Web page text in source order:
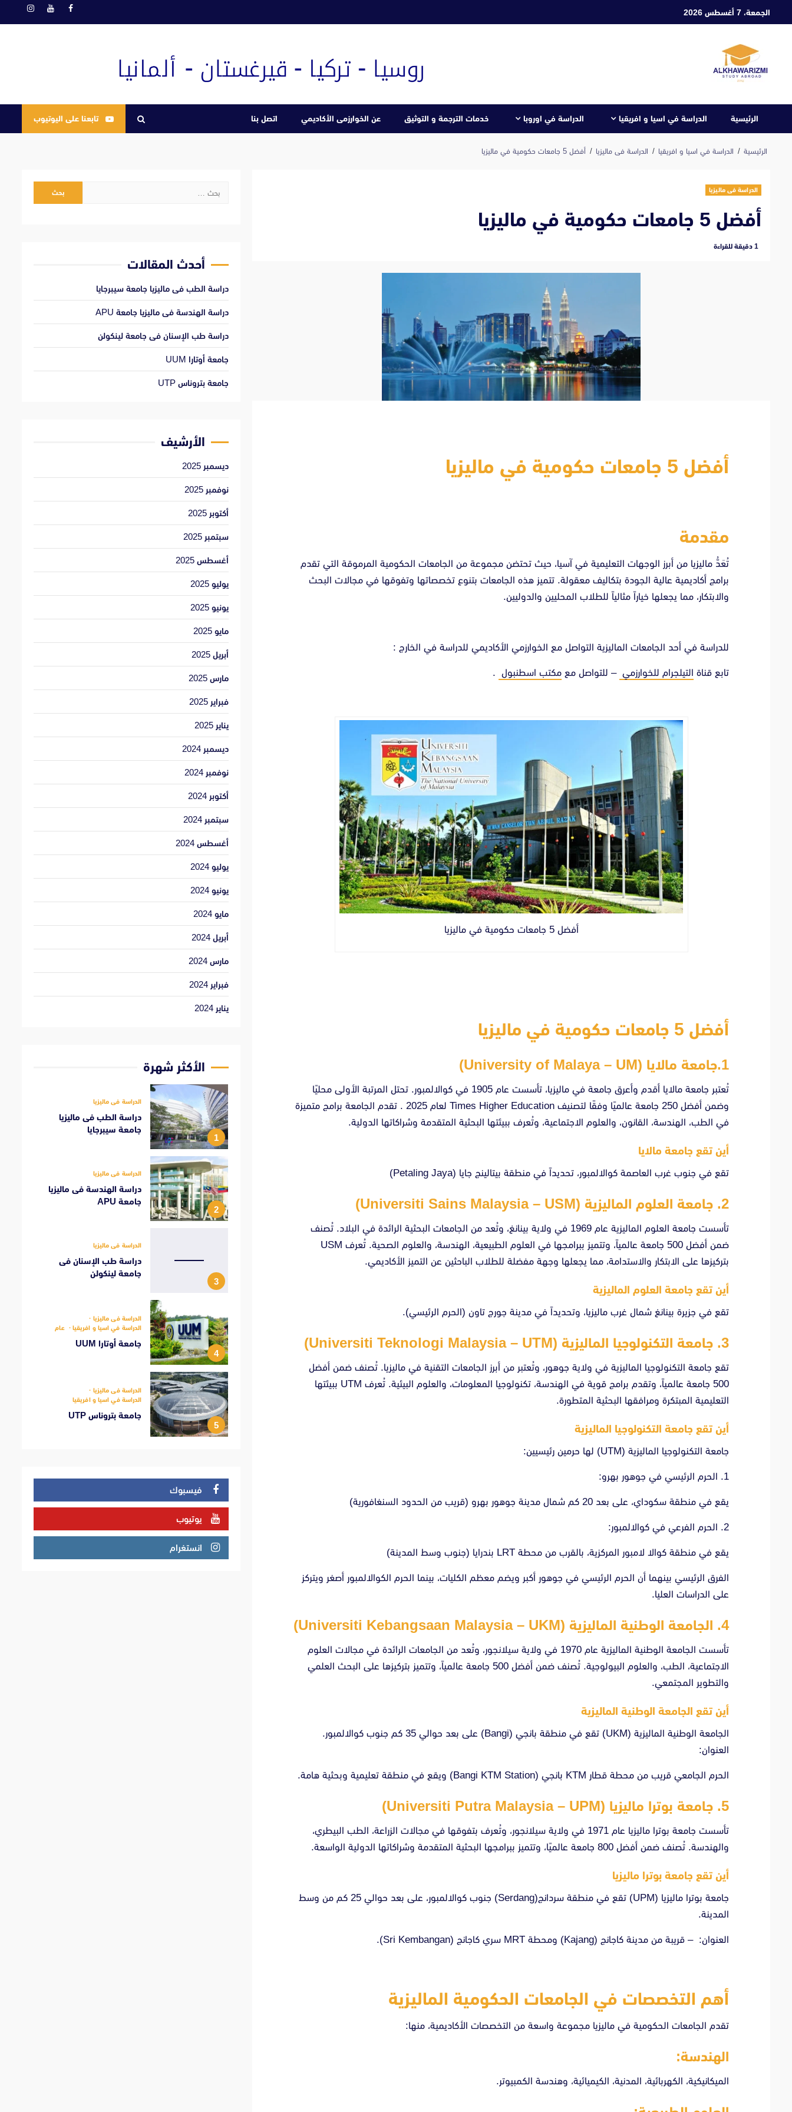
الجمعة، 7 أغسطس 2026 فيسبوكيوتيوب
الرئيسية الدراسة في اسيا و افريقيا الدراسة في اوروبا خدمات الترجمة و التوثيق عن الخوارزمى الأكاديمي اتصل بنا تابعنا على اليوتيوب
الرئيسية الدراسة في اسيا و افريقيا الدراسة فى ماليزيا أفضل 5 جامعات حكومية في ماليزيا
الدراسة فى ماليزيا
أفضل 5 جامعات حكومية في ماليزيا
‫1 دقيقة للقراءة
أفضل 5 جامعات حكومية في ماليزيا
مقدمة
تُعَدُّ ماليزيا من أبرز الوجهات التعليمية في آسيا، حيث تحتضن مجموعة من الجامعات الحكومية المرموقة التي تقدم
برامج أكاديمية عالية الجودة بتكاليف معقولة. تتميز هذه الجامعات بتنوع تخصصاتها وتفوقها في مجالات البحث
والابتكار، مما يجعلها خياراً مثالياً للطلاب المحليين والدوليين.
للدراسة في أحد الجامعات الماليزية التواصل مع الخوارزمي الأكاديمي للدراسة في الخارج :
تابع قناة التيلجرام للخوارزمي – للتواصل مع مكتب اسطنبول .
أفضل 5 جامعات حكومية في ماليزيا
أفضل 5 جامعات حكومية في ماليزيا
1.جامعة مالايا (University of Malaya – UM)
تُعتبر جامعة مالايا أقدم وأعرق جامعة في ماليزيا، تأسست عام 1905 في كوالالمبور. تحتل المرتبة الأولى محليًا
وضمن أفضل 250 جامعة عالميًا وفقًا لتصنيف Times Higher Education لعام 2025 . تقدم الجامعة برامج متميزة
في الطب، الهندسة، القانون، والعلوم الاجتماعية، وتُعرف ببيئتها البحثية المتقدمة وشراكاتها الدولية.
أين تقع جامعة مالايا
تقع في جنوب غرب العاصمة كوالالمبور، تحديداً في منطقة بيتالينج جايا (Petaling Jaya)
2. جامعة العلوم الماليزية (Universiti Sains Malaysia – USM)
تأسست جامعة العلوم الماليزية عام 1969 في ولاية بينانغ، وتُعد من الجامعات البحثية الرائدة في البلاد. تُصنف
ضمن أفضل 500 جامعة عالمياً، وتتميز ببرامجها في العلوم الطبيعية، الهندسة، والعلوم الصحية. تُعرف USM
بتركيزها على الابتكار والاستدامة، مما يجعلها وجهة مفضلة للطلاب الباحثين عن التميز الأكاديمي.
أين تقع جامعة العلوم الماليزية
تقع في جزيرة بينانغ شمال غرب ماليزيا، وتحديداً في مدينة جورج تاون (الحرم الرئيسي).
3. جامعة التكنولوجيا الماليزية (Universiti Teknologi Malaysia – UTM)
تقع جامعة التكنولوجيا الماليزية في ولاية جوهور، وتُعتبر من أبرز الجامعات التقنية في ماليزيا. تُصنف ضمن أفضل
500 جامعة عالمياً، وتقدم برامج قوية في الهندسة، تكنولوجيا المعلومات، والعلوم البيئية. تُعرف UTM ببيئتها
التعليمية المبتكرة ومرافقها البحثية المتطورة.
أين تقع جامعة التكنولوجيا الماليزية
جامعة التكنولوجيا الماليزية (UTM) لها حرمين رئيسيين:
1. الحرم الرئيسي في جوهور بهرو:
يقع في منطقة سكوداي، على بعد 20 كم شمال مدينة جوهور بهرو (قريب من الحدود السنغافورية)
2. الحرم الفرعي في كوالالمبور:
يقع في منطقة كوالا لامبور المركزية، بالقرب من محطة LRT بندرايا (جنوب وسط المدينة)
الفرق الرئيسي بينهما أن الحرم الرئيسي في جوهور أكبر ويضم معظم الكليات، بينما الحرم الكوالالمبور أصغر ويتركز
على الدراسات العليا.
4. الجامعة الوطنية الماليزية (Universiti Kebangsaan Malaysia – UKM)
تأسست الجامعة الوطنية الماليزية عام 1970 في ولاية سيلانجور، وتُعد من الجامعات الرائدة في مجالات العلوم
الاجتماعية، الطب، والعلوم البيولوجية. تُصنف ضمن أفضل 500 جامعة عالمياً، وتتميز بتركيزها على البحث العلمي
والتطوير المجتمعي.
أين تقع الجامعة الوطنية الماليزية
الجامعة الوطنية الماليزية (UKM) تقع في منطقة بانجي (Bangi) على بعد حوالي 35 كم جنوب كوالالمبور.
العنوان:
الحرم الجامعي قريب من محطة قطار KTM بانجي (Bangi KTM Station) ويقع في منطقة تعليمية وبحثية هامة.
5. جامعة بوترا ماليزيا (Universiti Putra Malaysia – UPM)
تأسست جامعة بوترا ماليزيا عام 1971 في ولاية سيلانجور، وتُعرف بتفوقها في مجالات الزراعة، الطب البيطري،
والهندسة. تُصنف ضمن أفضل 800 جامعة عالميًا، وتتميز ببرامجها البحثية المتقدمة وشراكاتها الدولية الواسعة.
أين تقع جامعة بوترا ماليزيا
جامعة بوترا ماليزيا (UPM) تقع في منطقة سردانج(Serdang) جنوب كوالالمبور، على بعد حوالي 25 كم من وسط
المدينة.
العنوان: – قريبة من مدينة كاجانج (Kajang) ومحطة MRT سري كاجانج (Sri Kembangan).
أهم التخصصات في الجامعات الحكومية الماليزية
تقدم الجامعات الحكومية في ماليزيا مجموعة واسعة من التخصصات الأكاديمية، منها:
الهندسة:
الميكانيكية، الكهربائية، المدنية، الكيميائية، وهندسة الكمبيوتر.
البحث
أحدث المقالات
دراسة الطب فى ماليزيا جامعة سيبرجايا
دراسة الهندسة فى ماليزيا جامعة APU
دراسة طب الإسنان فى جامعة لينكولن
جامعة أوتارا UUM
جامعة بتروناس UTP
الأرشيف
ديسمبر 2025
نوفمبر 2025
أكتوبر 2025
سبتمبر 2025
أغسطس 2025
يوليو 2025
يونيو 2025
مايو 2025
أبريل 2025
مارس 2025
فبراير 2025
يناير 2025
ديسمبر 2024
نوفمبر 2024
أكتوبر 2024
سبتمبر 2024
أغسطس 2024
يوليو 2024
يونيو 2024
مايو 2024
أبريل 2024
مارس 2024
فبراير 2024
يناير 2024
الأكثر شهرة
1
الدراسة فى ماليزيا
دراسة الطب فى ماليزيا
جامعة سيبرجايا
2
الدراسة فى ماليزيا
دراسة الهندسة فى ماليزيا
جامعة APU
3
الدراسة فى ماليزيا
دراسة طب الإسنان فى
جامعة لينكولن
4
الدراسة فى ماليزيا
الدراسة في اسيا و افريقيا
عام
جامعة أوتارا UUM
5
الدراسة فى ماليزيا
الدراسة في اسيا و افريقيا
جامعة بتروناس UTP
فيسبوك
يوتيوب
انستغرام